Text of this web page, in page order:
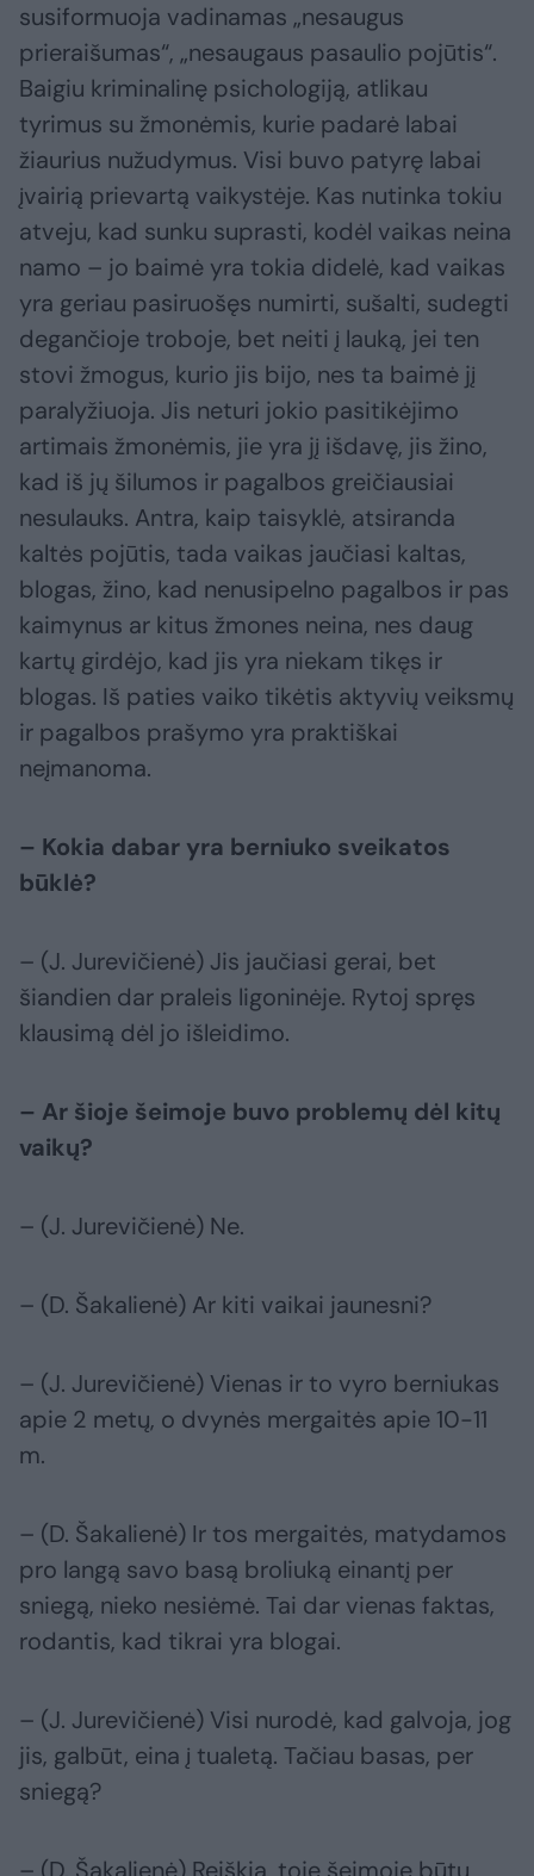
susiformuoja vadinamas „nesaugus
prieraišumas“, „nesaugaus pasaulio pojūtis“.
Baigiu kriminalinę psichologiją, atlikau
tyrimus su žmonėmis, kurie padarė labai
žiaurius nužudymus. Visi buvo patyrę labai
įvairią prievartą vaikystėje. Kas nutinka tokiu
atveju, kad sunku suprasti, kodėl vaikas neina
namo – jo baimė yra tokia didelė, kad vaikas
yra geriau pasiruošęs numirti, sušalti, sudegti
degančioje troboje, bet neiti į lauką, jei ten
stovi žmogus, kurio jis bijo, nes ta baimė jį
paralyžiuoja. Jis neturi jokio pasitikėjimo
artimais žmonėmis, jie yra jį išdavę, jis žino,
kad iš jų šilumos ir pagalbos greičiausiai
nesulauks. Antra, kaip taisyklė, atsiranda
kaltės pojūtis, tada vaikas jaučiasi kaltas,
blogas, žino, kad nenusipelno pagalbos ir pas
kaimynus ar kitus žmones neina, nes daug
kartų girdėjo, kad jis yra niekam tikęs ir
blogas. Iš paties vaiko tikėtis aktyvių veiksmų
ir pagalbos prašymo yra praktiškai
neįmanoma.
– Kokia dabar yra berniuko sveikatos
būklė?
– (J. Jurevičienė) Jis jaučiasi gerai, bet
šiandien dar praleis ligoninėje. Rytoj spręs
klausimą dėl jo išleidimo.
– Ar šioje šeimoje buvo problemų dėl kitų
vaikų?
– (J. Jurevičienė) Ne.
– (D. Šakalienė) Ar kiti vaikai jaunesni?
– (J. Jurevičienė) Vienas ir to vyro berniukas
apie 2 metų, o dvynės mergaitės apie 10-11
m.
– (D. Šakalienė) Ir tos mergaitės, matydamos
pro langą savo basą broliuką einantį per
sniegą, nieko nesiėmė. Tai dar vienas faktas,
rodantis, kad tikrai yra blogai.
– (J. Jurevičienė) Visi nurodė, kad galvoja, jog
jis, galbūt, eina į tualetą. Tačiau basas, per
sniegą?